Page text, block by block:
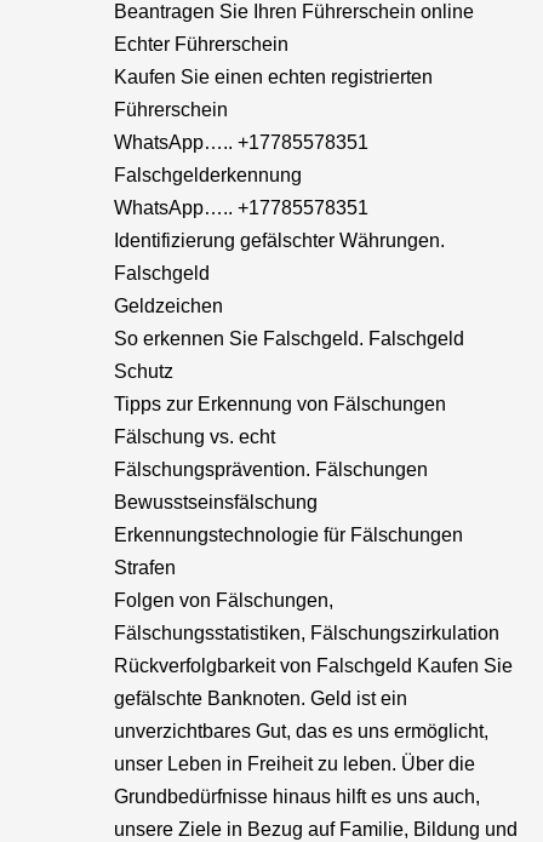
Beantragen Sie Ihren Führerschein online
Echter Führerschein
Kaufen Sie einen echten registrierten
Führerschein
WhatsApp….. +17785578351
Falschgelderkennung
WhatsApp….. +17785578351
Identifizierung gefälschter Währungen.
Falschgeld
Geldzeichen
So erkennen Sie Falschgeld. Falschgeld
Schutz
Tipps zur Erkennung von Fälschungen
Fälschung vs. echt
Fälschungsprävention. Fälschungen
Bewusstseinsfälschung
Erkennungstechnologie für Fälschungen
Strafen
Folgen von Fälschungen,
Fälschungsstatistiken, Fälschungszirkulation
Rückverfolgbarkeit von Falschgeld Kaufen Sie
gefälschte Banknoten. Geld ist ein
unverzichtbares Gut, das es uns ermöglicht,
unser Leben in Freiheit zu leben. Über die
Grundbedürfnisse hinaus hilft es uns auch,
unsere Ziele in Bezug auf Familie, Bildung und